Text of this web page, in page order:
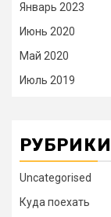
Январь 2023
Июнь 2020
Май 2020
Июль 2019
РУБРИКИ
Uncategorised
Куда поехать